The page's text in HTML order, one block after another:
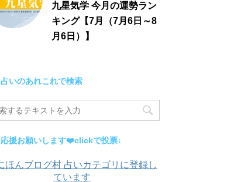
九星気学 今月の運勢ラン
キング【7月（7月6日～8
月6日）】
占いのあれこれで検索
応援お願いします❤️clickで投票↓